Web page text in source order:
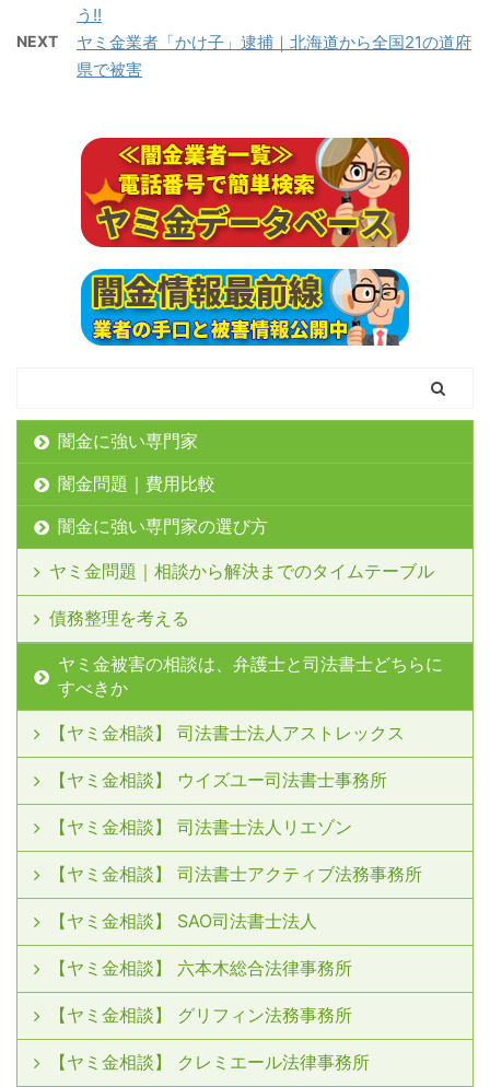
う!!
NEXT
ヤミ金業者「かけ子」逮捕｜北海道から全国21の道府
県で被害
闇金に強い専門家
闇金問題｜費用比較
闇金に強い専門家の選び方
ヤミ金問題｜相談から解決までのタイムテーブル
債務整理を考える
ヤミ金被害の相談は、弁護士と司法書士どちらに
すべきか
【ヤミ金相談】 司法書士法人アストレックス
【ヤミ金相談】 ウイズユー司法書士事務所
【ヤミ金相談】 司法書士法人リエゾン
【ヤミ金相談】 司法書士アクティブ法務事務所
【ヤミ金相談】 SAO司法書士法人
【ヤミ金相談】 六本木総合法律事務所
【ヤミ金相談】 グリフィン法務事務所
【ヤミ金相談】 クレミエール法律事務所